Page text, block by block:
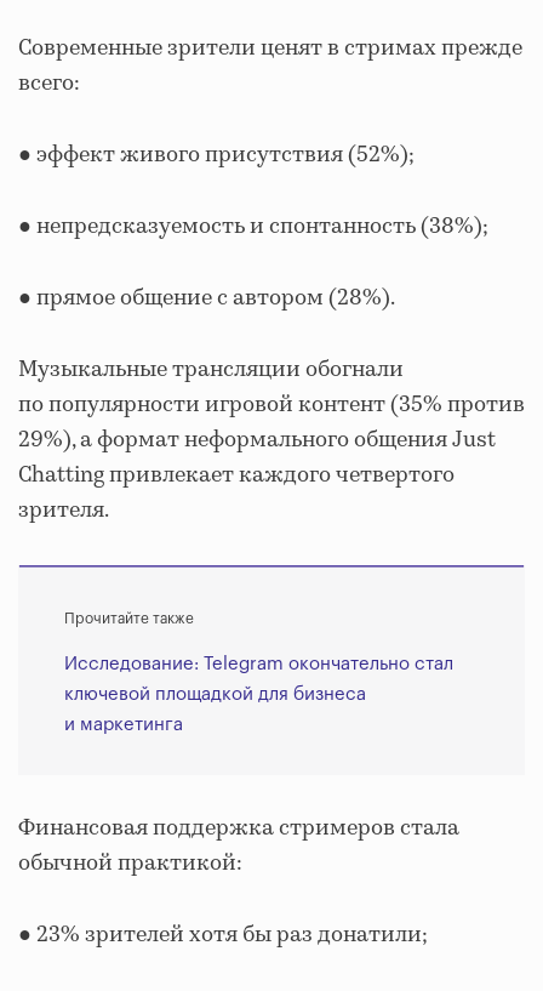
Современные зрители ценят в стримах прежде
всего:
● эффект живого присутствия (52%);
● непредсказуемость и спонтанность (38%);
● прямое общение с автором (28%).
Музыкальные трансляции обогнали
по популярности игровой контент (35% против
29%), а формат неформального общения Just
Chatting привлекает каждого четвертого
зрителя.
Прочитайте также
Исследование: Telegram окончательно стал
ключевой площадкой для бизнеса
и маркетинга
Финансовая поддержка стримеров стала
обычной практикой:
● 23% зрителей хотя бы раз донатили;